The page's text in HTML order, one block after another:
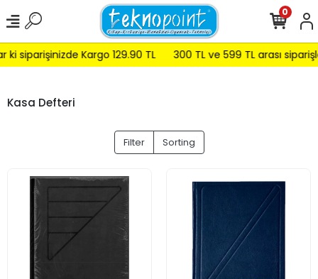
siparişinizde Kargo 129.90 TL 300 TL ve 599 TL arası
0
Kasa Defteri
Filter Sorting